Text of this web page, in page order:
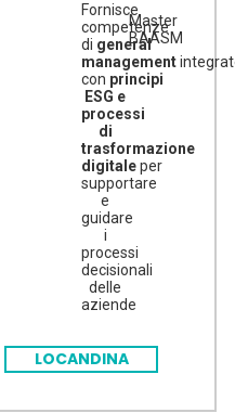
Master
BAASM
Fornisce
competenze
di general
management
con principi
ESG e
processi
di
trasformazione
digitaleper
supportare
e
guidare
i
processi
decisionali
delle
aziende
LOCANDINA